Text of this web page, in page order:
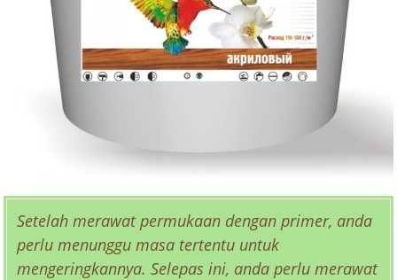
Setelah merawat permukaan dengan primer, anda
perlu menunggu masa tertentu untuk
mengeringkannya. Selepas ini, anda perlu merawat